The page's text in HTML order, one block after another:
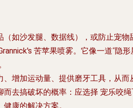
（如沙发腿、数据线），或防止宠物
苦苹果喷雾。它像一道“隐形
、增加运动量、提供磨牙工具，从而
而去搞破坏的概率 ：应选择 宠乐咬
康的解决方案。